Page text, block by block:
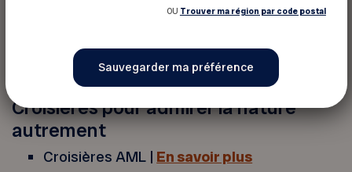
Proxi et Proxi Extra – Dépanneurs avec
VIA Rail Canada |En savoir plus
Croisières pour admirer la nature
autrement
Croisières AML | En savoir plus
OU Trouver ma région par code postal